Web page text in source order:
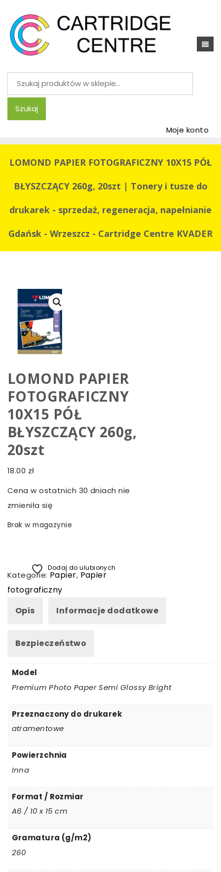
Szukaj:
Szukaj
Moje konto
LOMOND PAPIER FOTOGRAFICZNY 10X15 PÓŁ
BŁYSZCZĄCY 260g, 20szt | Tonery i tusze do
drukarek - sprzedaż, regeneracja, napełnianie
Gdańsk - Wrzeszcz - Cartridge Centre KVADER
LOMOND PAPIER
FOTOGRAFICZNY
10X15 PÓŁ
BŁYSZCZĄCY 260g,
20szt
18.00 zł
Cena w ostatnich 30 dniach nie
zmieniła się
Brak w magazynie
Dodaj do ulubionych
Kategorie: Papier, Papier
fotograficzny
Opis
Informacje dodatkowe
Bezpieczeństwo
Model
Premium Photo Paper Semi Glossy Bright
Przeznaczony do drukarek
atramentowe
Powierzchnia
Inna
Format / Rozmiar
A6 / 10 x 15 cm
Gramatura (g/m2)
260